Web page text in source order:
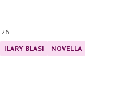
ILARY BLASI
NOVELLA